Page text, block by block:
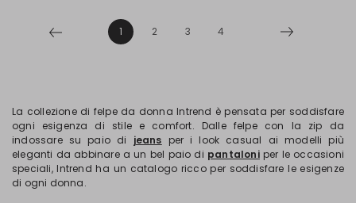
1 2 3 4
La collezione di felpe da donna Intrend è pensata per soddisfare
ogni esigenza di stile e comfort. Dalle felpe con la zip da
indossare su paio di jeans per i look casual ai modelli più
eleganti da abbinare a un bel paio di pantaloniper le occasioni
speciali, Intrend ha un catalogo ricco per soddisfare le esigenze
di ogni donna.